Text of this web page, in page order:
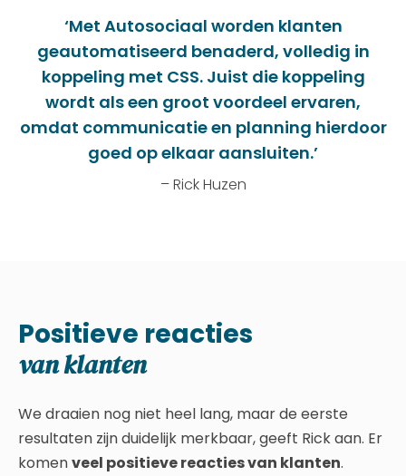
‘Met Autosociaal worden klanten
geautomatiseerd benaderd, volledig in
koppeling met CSS. Juist die koppeling
wordt als een groot voordeel ervaren,
omdat communicatie en planning hierdoor
goed op elkaar aansluiten.’
– Rick Huzen
Positieve reacties
van klanten
We draaien nog niet heel lang, maar de eerste
resultaten zijn duidelijk merkbaar, geeft Rick aan. Er
komenveel positieve reacties van klanten.